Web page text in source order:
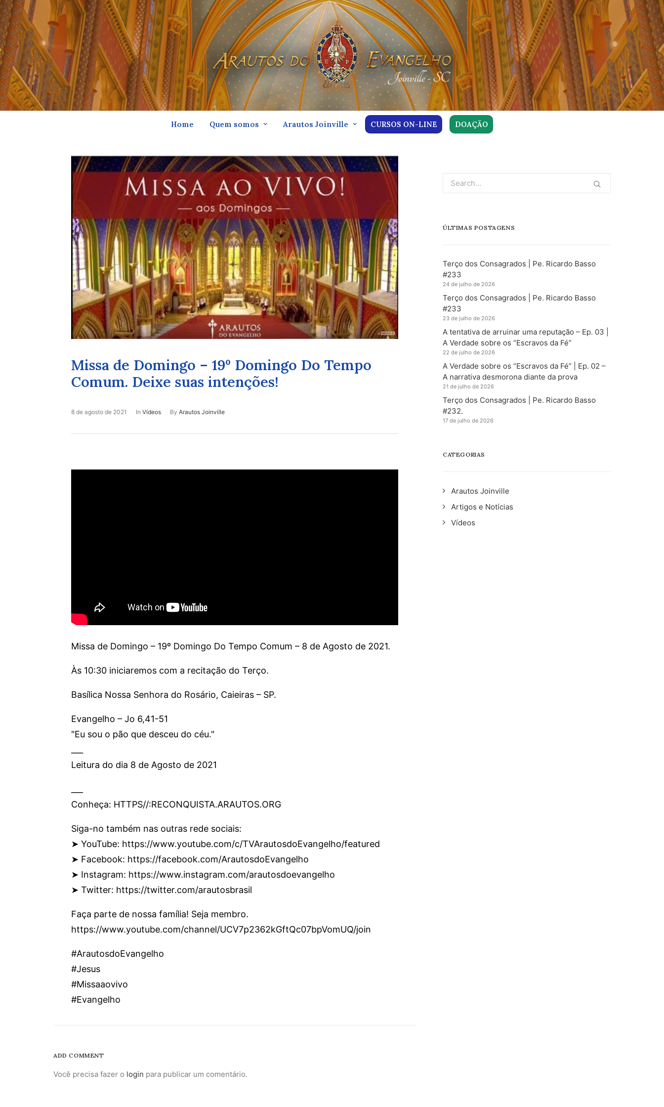
Home Quem somos Arautos Joinville CURSOS ON-LINE DOAÇÃO
Missa de Domingo – 19º Domingo Do Tempo
Comum. Deixe suas intenções!
8 de agosto de 2021 In Vídeos By Arautos Joinville
Missa de Domingo – 19º Domingo Do Tempo Comum – 8 de Agosto de 2021.
Às 10:30 iniciaremos com a recitação do Terço.
Basílica Nossa Senhora do Rosário, Caieiras – SP.
Evangelho – Jo 6,41-51
"Eu sou o pão que desceu do céu."
Leitura do dia 8 de Agosto de 2021
Conheça: HTTPS//:RECONQUISTA.ARAUTOS.ORG
Siga-no também nas outras rede sociais:
➤ YouTube: https://www.youtube.com/c/TVArautosdoEvangelho/featured
➤ Facebook: https://facebook.com/ArautosdoEvangelho
➤ Instagram: https://www.instagram.com/arautosdoevangelho
➤ Twitter: https://twitter.com/arautosbrasil
Faça parte de nossa família! Seja membro.
https://www.youtube.com/channel/UCV7p2362kGftQc07bpVomUQ/join
#ArautosdoEvangelho
#Jesus
#Missaaovivo
#Evangelho
ADD COMMENT
Você precisa fazer o login para publicar um comentário.
ÚLTIMAS POSTAGENS
Terço dos Consagrados | Pe. Ricardo Basso
#233
24 de julho de 2026
Terço dos Consagrados | Pe. Ricardo Basso
#233
23 de julho de 2026
A tentativa de arruinar uma reputação – Ep. 03 |
A Verdade sobre os “Escravos da Fé”
22 de julho de 2026
A Verdade sobre os “Escravos da Fé” | Ep. 02 –
A narrativa desmorona diante da prova
21 de julho de 2026
Terço dos Consagrados | Pe. Ricardo Basso
#232.
17 de julho de 2026
CATEGORIAS
Arautos Joinville
Artigos e Notícias
Vídeos